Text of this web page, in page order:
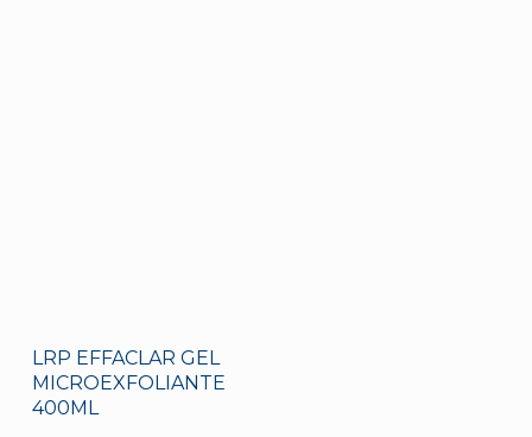
LRP EFFACLAR GEL
MICROEXFOLIANTE
400ML